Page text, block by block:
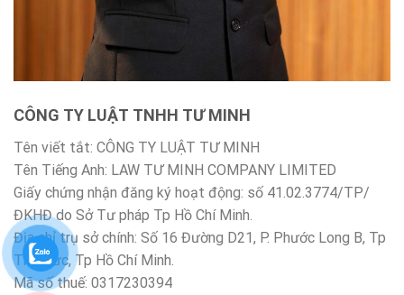
CÔNG TY LUẬT TNHH TƯ MINH
Tên viết tắt: CÔNG TY LUẬT TƯ MINH
Tên Tiếng Anh: LAW TƯ MINH COMPANY LIMITED
Giấy chứng nhận đăng ký hoạt động: số 41.02.3774/TP/
ĐKHĐ do Sở Tư pháp Tp Hồ Chí Minh.
Địa chỉ trụ sở chính: Số 16 Đường D21, P. Phước Long B, Tp
Thủ Đức, Tp Hồ Chí Minh.
Mã số thuế: 0317230394